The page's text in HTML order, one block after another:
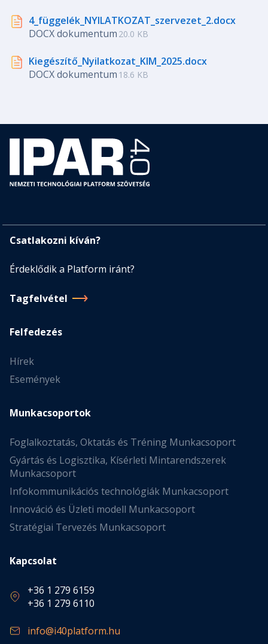
4_függelék_NYILATKOZAT_szervezet_2.docx
DOCX dokumentum 20.0 KB
Kiegészítő_Nyilatkozat_KIM_2025.docx
DOCX dokumentum 18.6 KB
Csatlakozni kíván?
Érdeklődik a Platform iránt?
Tagfelvétel
Felfedezés
Hírek
Események
Munkacsoportok
Foglalkoztatás, Oktatás és Tréning Munkacsoport
Gyártás és Logisztika, Kísérleti Mintarendszerek
Munkacsoport
Infokommunikációs technológiák Munkacsoport
Innováció és Üzleti modell Munkacsoport
Stratégiai Tervezés Munkacsoport
Kapcsolat
+36 1 279 6159
+36 1 279 6110
info@i40platform.hu